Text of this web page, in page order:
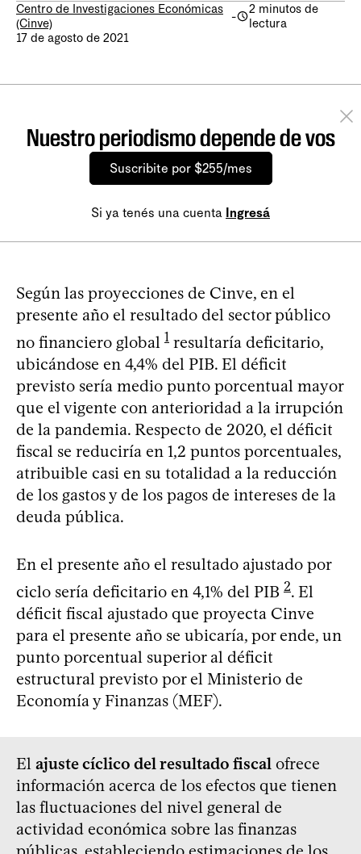
Centro de Investigaciones Económicas
(Cinve)
-
2 minutos de
lectura
17 de agosto de 2021
Nuestro periodismo depende de vos
Suscribite por $255/mes
Si ya tenés una cuenta Ingresá
Según las proyecciones de Cinve, en el
presente año el resultado del sector público
no financiero global 1 resultaría deficitario,
ubicándose en 4,4% del PIB. El déficit
previsto sería medio punto porcentual mayor
que el vigente con anterioridad a la irrupción
de la pandemia. Respecto de 2020, el déficit
fiscal se reduciría en 1,2 puntos porcentuales,
atribuible casi en su totalidad a la reducción
de los gastos y de los pagos de intereses de la
deuda pública.
En el presente año el resultado ajustado por
ciclo sería deficitario en 4,1% del PIB 2. El
déficit fiscal ajustado que proyecta Cinve
para el presente año se ubicaría, por ende, un
punto porcentual superior al déficit
estructural previsto por el Ministerio de
Economía y Finanzas (MEF).
El ajuste cíclico del resultado fiscal ofrece
información acerca de los efectos que tienen
las fluctuaciones del nivel general de
actividad económica sobre las finanzas